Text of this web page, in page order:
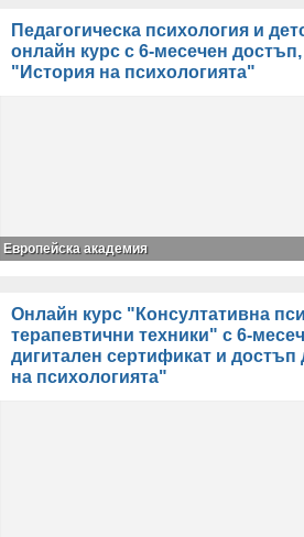
Педагогическа психология и
онлайн курс с 6-месечен
"История на психологията"
Европейска академия
Онлайн курс "Консултативна
терапевтични техники" с 6-
дигитален сертификат и достъп
на психологията"